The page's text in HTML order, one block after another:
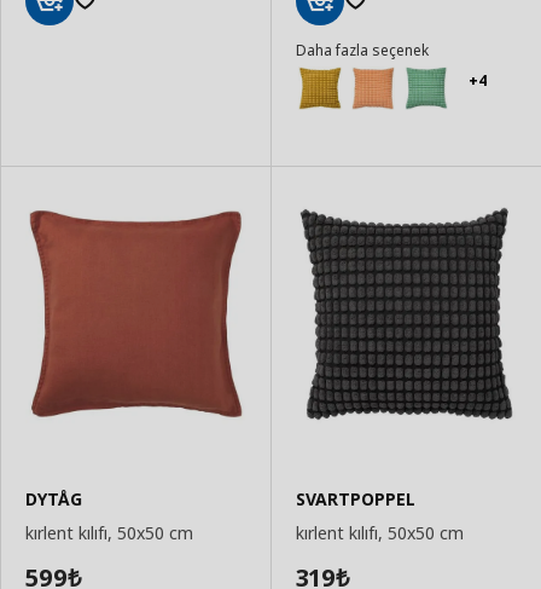
Ekle
Daha fazla seçenek
+4
DYTÅG
kırlent kılıfı, 50x50 cm
599₺
SVARTPOPPEL
kırlent kılıfı, 50x50 cm
319₺